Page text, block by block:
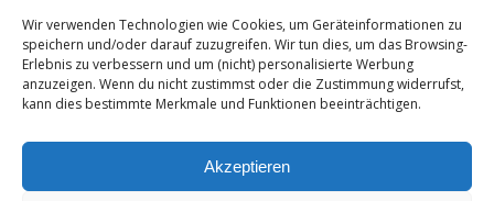
Wir verwenden Technologien wie Cookies, um Geräteinformationen zu
speichern und/oder darauf zuzugreifen. Wir tun dies, um das Browsing-
Erlebnis zu verbessern und um (nicht) personalisierte Werbung
anzuzeigen. Wenn du nicht zustimmst oder die Zustimmung widerrufst,
kann dies bestimmte Merkmale und Funktionen beeinträchtigen.
Akzeptieren
©4feets2paraguay 2022 - All Rights Reserved. |